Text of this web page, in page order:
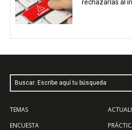
rechazarlas al
Buscar: Escribe aquí tu búsqueda
TEMAS
ENCUESTA